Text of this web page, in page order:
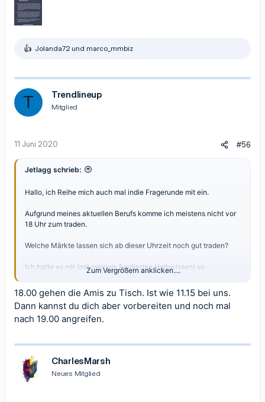
R
k
t
i
n
:
Jolanda72 und marco_mmbiz
T Trendlineup
Mitglied
11 Juni 2020 #56
Jetlagg schrieb:
Hallo, ich Reihe mich auch mal indie Fragerunde mit ein.
Aufgrund meines aktuellen Berufs komme ich meistens nicht vor
18 Uhr zum traden.
Welche Märkte lassen sich ab dieser Uhrzeit noch gut traden?
Ich hatte es mir (mit meinem fundierten Halbwissen) so
vorgestellt, dass ich auf die großen Währungspaare gehe,
aufgrund der Volatilität.
Liege ich mit meiner Vermutung richtig oder hat jemand einen
Geheimtipp ?
Zum Vergrößern anklicken....
18.00 gehen die Amis zu Tisch. Ist wie 11.15 bei uns.
Dann kannst du dich aber vorbereiten und noch mal
nach 19.00 angreifen.
CharlesMarsh
Neues Mitglied